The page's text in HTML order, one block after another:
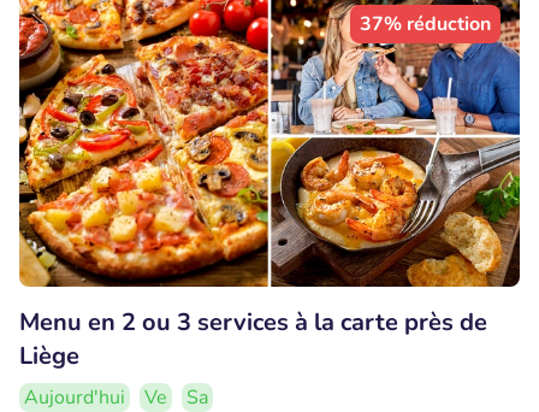
37% réduction
Menu en 2 ou 3 services à la carte près de
Liège
Aujourd'hui Ve
Sa